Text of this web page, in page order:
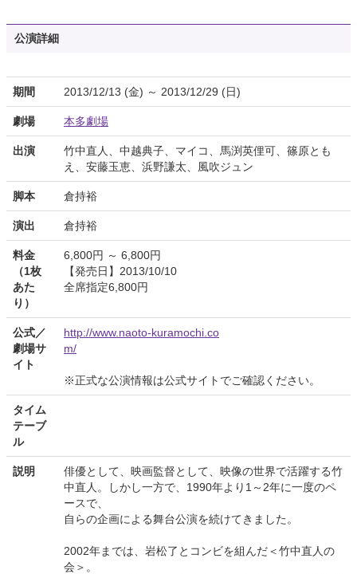
公演詳細
期間 2013/12/13 (金) ～ 2013/12/29 (日)
劇場 本多劇場
出演
竹中直人、中越典子、マイコ、馬渕英俚可、篠原とも
え、安藤玉恵、浜野謙太、風吹ジュン
脚本 倉持裕
演出 倉持裕
料金
（1枚
あた
り）
6,800円 ～ 6,800円
【発売日】2013/10/10
全席指定6,800円
公式／
劇場サ
イト
http://www.naoto-kuramochi.co
m/
※正式な公演情報は公式サイトでご確認ください。
タイム
テーブ
ル
説明
俳優として、映画監督として、映像の世界で活躍する竹
中直人。しかし一方で、1990年より1～2年に一度のペ
ースで、
自らの企画による舞台公演を続けてきました。
2002年までは、岩松了とコンビを組んだ＜竹中直人の
会＞。